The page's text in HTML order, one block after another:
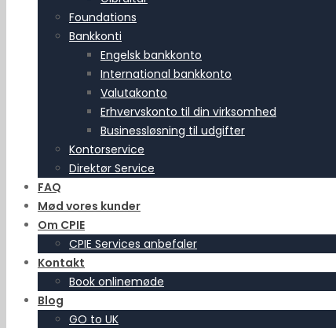
Foundations
Bankkonti
Engelsk bankkonto
International bankkonto
Valutakonto
Erhvervskonto til din virksomhed
Businessløsning til udgifter
Kontorservice
Direktør Service
FAQ
Mød vores kunder
Om CPIE
CPIE Services anbefaler
Kontakt
Book onlinemøde
Blog
GO to UK